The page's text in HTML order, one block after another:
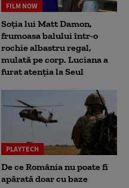
FILM NOW
Soția lui Matt Damon,
frumoasa balului într-o
rochie albastru regal,
mulată pe corp. Luciana a
furat atenția la Seul
PLAYTECH
De ce România nu poate fi
apărată doar cu baze